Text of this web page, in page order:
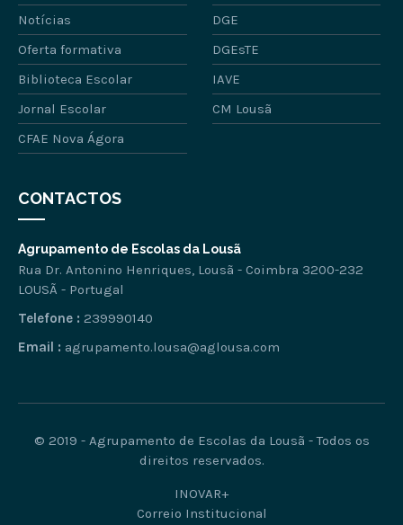
Notícias
DGE
Oferta formativa
DGEsTE
Biblioteca Escolar
IAVE
Jornal Escolar
CM Lousã
CFAE Nova Ágora
CONTACTOS
Agrupamento de Escolas da Lousã
Rua Dr. Antonino Henriques, Lousã - Coimbra 3200-232
LOUSÃ - Portugal
Telefone : 239990140
Email : agrupamento.lousa@aglousa.com
© 2019 - Agrupamento de Escolas da Lousã - Todos os
direitos reservados.
INOVAR+
Correio Institucional